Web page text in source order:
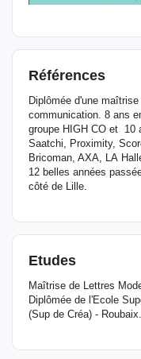
Références
Diplômée d'une
communication. 8 ans
groupe HIGH CO et 10
Saatchi, Proximity,
Bricoman, AXA, LA
12 belles années
côté de Lille.
Etudes
Maîtrise de Lettres
Diplômée de l'Ecole
(Sup de Créa) - Roubaix.